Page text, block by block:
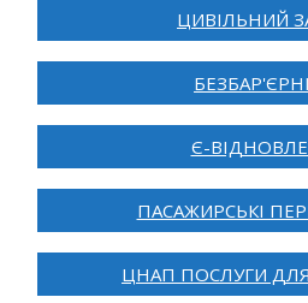
ЦИВІЛЬНИЙ
Є-
ПАСАЖИРСЬКІ
ЦНАП ПОСЛУГИ